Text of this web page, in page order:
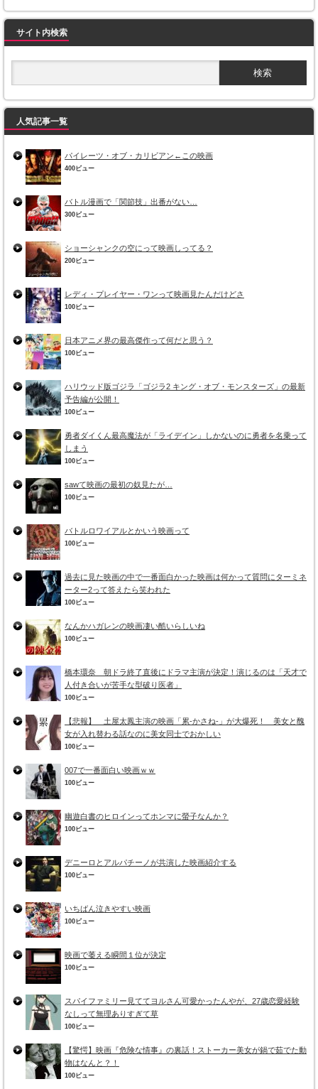
サイト内検索
人気記事一覧
パイレーツ・オブ・カリビアン←この映画
400ビュー
バトル漫画で「関節技」出番がない…
300ビュー
ショーシャンクの空にって映画しってる？
200ビュー
レディ・プレイヤー・ワンって映画見たんだけどさ
100ビュー
日本アニメ界の最高傑作って何だと思う？
100ビュー
ハリウッド版ゴジラ「ゴジラ2 キング・オブ・モンスターズ」の最新
予告編が公開！
100ビュー
勇者ダイくん最高魔法が「ライデイン」しかないのに勇者を名乗って
しまう
100ビュー
sawて映画の最初の奴見たが…
100ビュー
バトルロワイアルとかいう映画って
100ビュー
過去に見た映画の中で一番面白かった映画は何かって質問にターミネ
ーター2って答えたら笑われた
100ビュー
なんかハガレンの映画凄い酷いらしいね
100ビュー
橋本環奈 朝ドラ終了直後にドラマ主演が決定！演じるのは「天才で
人付き合いが苦手な型破り医者」
100ビュー
【悲報】 土屋太鳳主演の映画「累-かさね-」が大爆死！ 美女と醜
女が入れ替わる話なのに美女同士でおかしい
100ビュー
007で一番面白い映画ｗｗ
100ビュー
幽遊白書のヒロインってホンマに螢子なんか？
100ビュー
デニーロとアルパチーノが共演した映画紹介する
100ビュー
いちばん泣きやすい映画
100ビュー
映画で萎える瞬間１位が決定
100ビュー
スパイファミリー見ててヨルさん可愛かったんやが、27歳恋愛経験
なしって無理ありすぎて草
100ビュー
【驚愕】映画『危険な情事』の裏話！ストーカー美女が鍋で茹でた動
物はなんと？！
100ビュー